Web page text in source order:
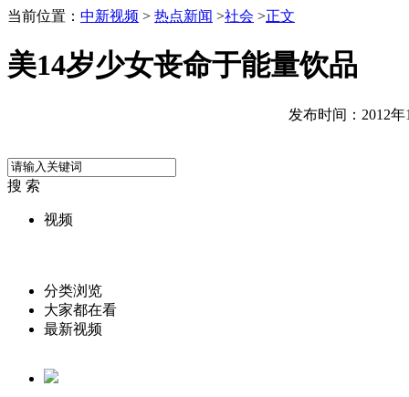
当前位置： 中新视频 > 热点新闻 >社会 >正文
美14岁少女丧命于能量饮品
发布时间：2012年
搜 索
视频
分类浏览
大家都在看
最新视频